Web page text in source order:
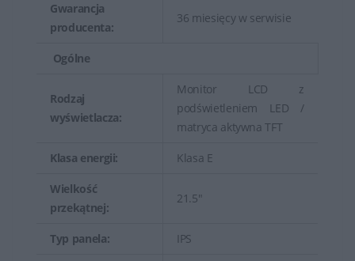
Gwarancja
producenta:
36 miesięcy w serwisie
Ogólne
Rodzaj
wyświetlacza:
Monitor LCD z
podświetleniem LED /
matryca aktywna TFT
Klasa energii: Klasa E
Wielkość
przekątnej:
21.5"
Typ panela: IPS